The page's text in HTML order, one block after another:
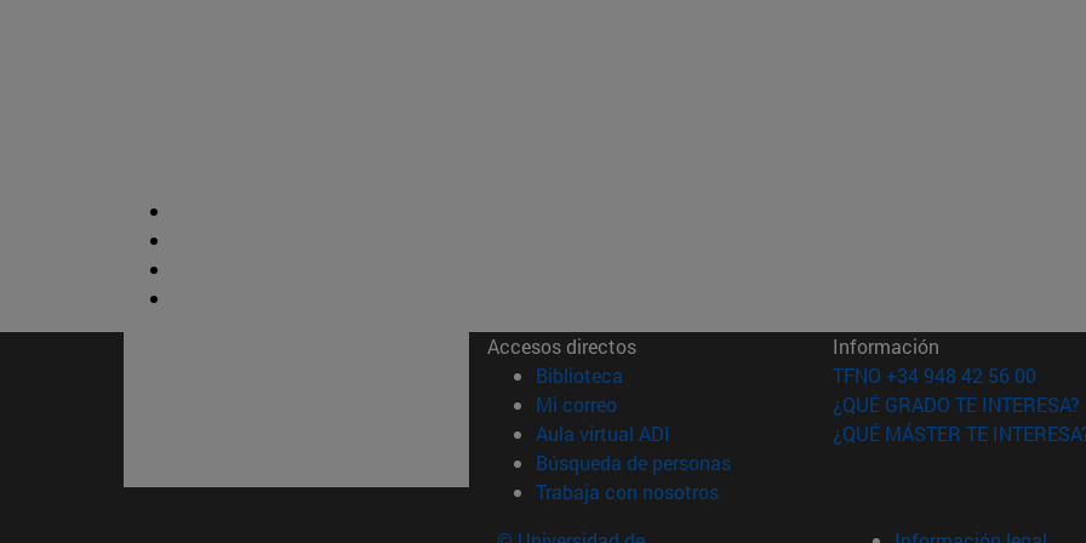
Accesos directos
Biblioteca (abre en nueva ventana)
Mi correo(abre en nueva ventana)
Aula virtual ADI (abre en nueva ventana)
Búsqueda de personas(abre en nueva ventana)
Trabaja con nosotros(abre en nueva ventana)
Información
TFNO +34 948 42 56 00
¿QUÉ GRADO TE INTERESA?
¿QUÉ MÁSTER TE